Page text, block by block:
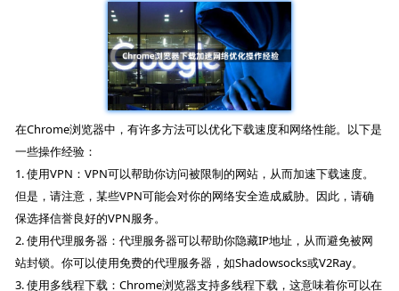
在Chrome浏览器中，有许多方法可以优化下载速度和网络性能。以下是
一些操作经验：
1. 使用VPN：VPN可以帮助你访问被限制的网站，从而加速下载速度。
但是，请注意，某些VPN可能会对你的网络安全造成威胁。因此，请确
保选择信誉良好的VPN服务。
2. 使用代理服务器：代理服务器可以帮助你隐藏IP地址，从而避免被网
站封锁。你可以使用免费的代理服务器，如Shadowsocks或V2Ray。
3. 使用多线程下载：Chrome浏览器支持多线程下载，这意味着你可以在